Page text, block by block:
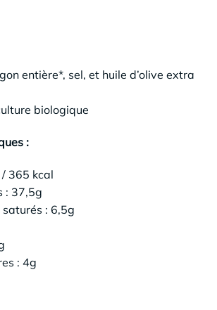
entière*, sel, et huile d’olive extra
biologique
:
365 kcal
: 37,5g
: 6,5g
: 4g